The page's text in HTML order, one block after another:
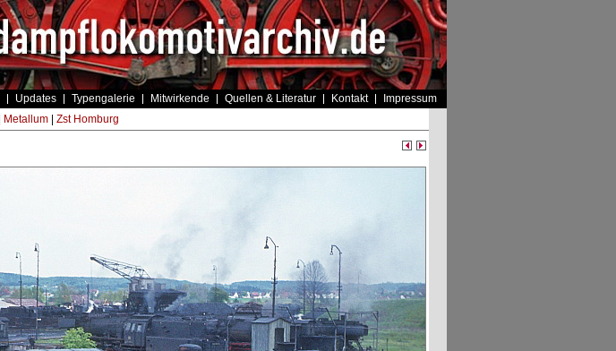
Updates Typengalerie Mitwirkende Quellen & Literatur Kontakt Impressum
Metallum| Zst Homburg